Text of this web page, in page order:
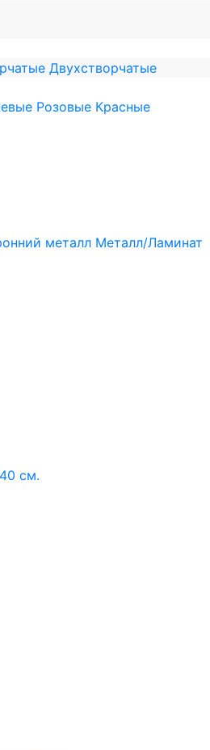
Двухстворчатые
Розовые Красные
металл Металл/Ламинат
см.